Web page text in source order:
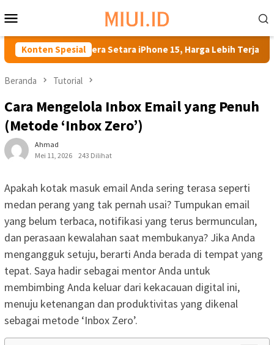
ke
kontenMobile
Konten Spesial
Kamera Setara iPhone 15, Harga Lebih Terjangkau!
Beranda Tutorial
Cara Mengelola Inbox Email yang Penuh
(Metode ‘Inbox Zero’)
Ahmad
Mei 11, 2026
243 Dilihat
Apakah kotak masuk email Anda sering terasa seperti
medan perang yang tak pernah usai? Tumpukan email
yang belum terbaca, notifikasi yang terus bermunculan,
dan perasaan kewalahan saat membukanya? Jika Anda
mengangguk setuju, berarti Anda berada di tempat yang
tepat. Saya hadir sebagai mentor Anda untuk
membimbing Anda keluar dari kekacauan digital ini,
menuju ketenangan dan produktivitas yang dikenal
sebagai metode ‘Inbox Zero’.